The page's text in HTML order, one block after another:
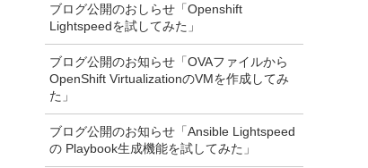
ブログ公開のおしらせ「Openshift
Lightspeedを試してみた」
ブログ公開のお知らせ「OVAファイルから
OpenShift VirtualizationのVMを作成してみ
た」
ブログ公開のお知らせ「Ansible Lightspeed
の Playbook生成機能を試してみた」